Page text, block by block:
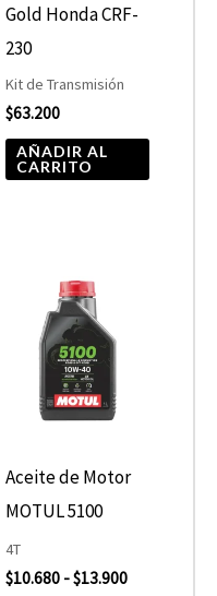
Gold Honda CRF-
230
Kit de Transmisión
$63.200
AÑADIR AL
CARRITO
Aceite de Motor
MOTUL 5100
4T
$10.680 -$13.900